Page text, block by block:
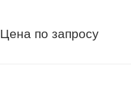
Цена по запросу